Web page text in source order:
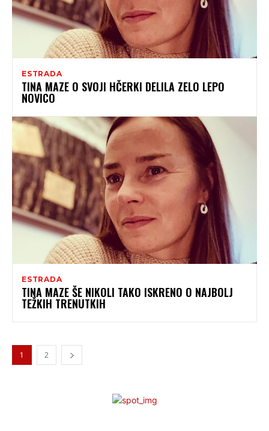
ESTRADA
TINA MAZE O SVOJI HČERKI DELILA ZELO LEPO
NOVICO
ESTRADA
TINA MAZE ŠE NIKOLI TAKO ISKRENO O NAJBOLJ
TEŽKIH TRENUTKIH
1 2